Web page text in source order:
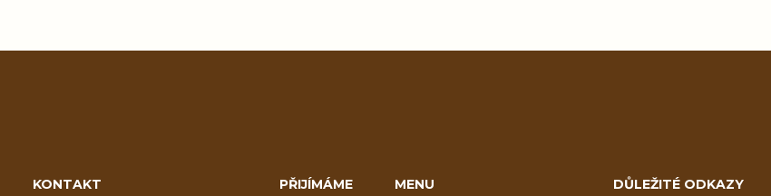
KONTAKT
PŘIJÍMÁME
MENU DŮLEŽITÉ ODKAZY